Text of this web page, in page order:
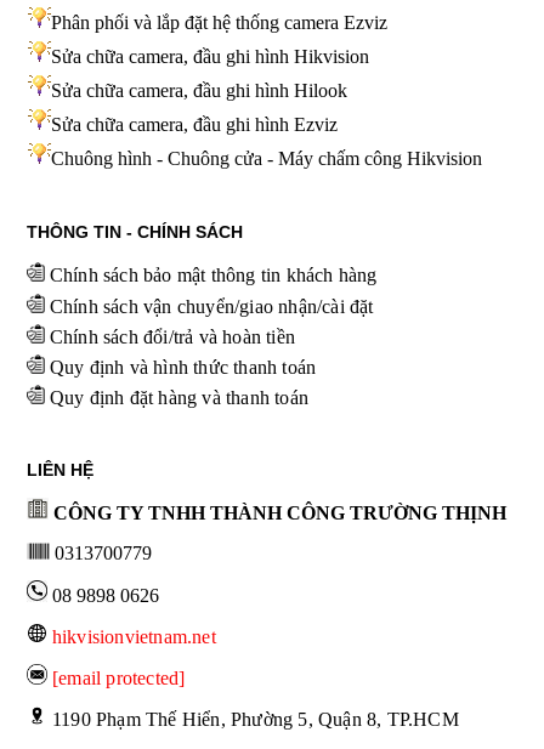
Phân phối và lắp đặt hệ thống camera Ezviz
Sửa chữa camera, đầu ghi hình Hikvision
Sửa chữa camera, đầu ghi hình Hilook
Sửa chữa camera, đầu ghi hình Ezviz
Chuông hình - Chuông cửa - Máy chấm công Hikvision
THÔNG TIN - CHÍNH SÁCH
Chính sách bảo mật thông tin khách hàng
Chính sách vận chuyển/giao nhận/cài đặt
Chính sách đổi/trả và hoàn tiền
Quy định và hình thức thanh toán
Quy định đặt hàng và thanh toán
LIÊN HỆ
CÔNG TY TNHH THÀNH CÔNG TRƯỜNG THỊNH
0313700779
08 9898 0626
hikvisionvietnam.net
[email protected]
1190 Phạm Thế Hiển, Phường 5, Quận 8, TP.HCM